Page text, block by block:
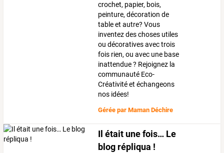
crochet, papier, bois,
peinture, décoration de
table et autre? Vous
inventez des choses utiles
ou décoratives avec trois
fois rien, ou avec une base
inattendue ? Rejoignez la
communauté Eco-
Créativité et échangeons
nos idées!
Gérée parMaman Déchire
Il était une fois… Le
blog répliqua !